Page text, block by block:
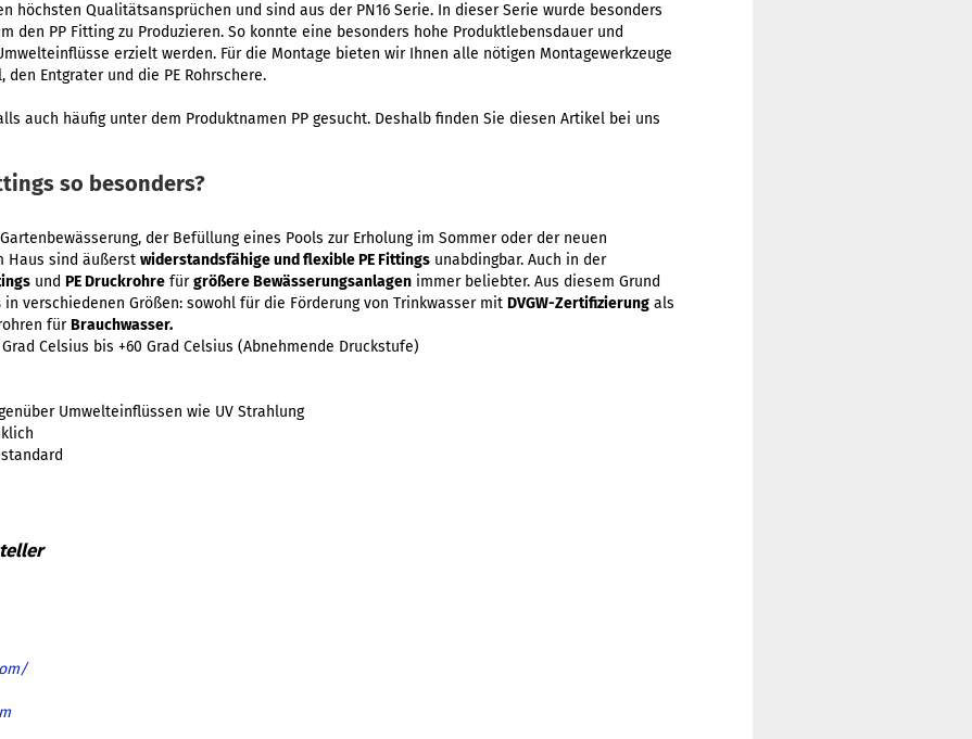
höchsten Qualitätsansprüchen und sind aus der PN16 Serie. In dieser Serie wurde besonders
den PP Fitting zu Produzieren. So konnte eine besonders hohe Produktlebensdauer und
erzielt werden. Für die Montage bieten wir Ihnen alle nötigen Montagewerkzeuge
Entgrater und die PE Rohrschere.
auch häufig unter dem Produktnamen PP gesucht. Deshalb finden Sie diesen Artikel bei uns
so besonders?
der Befüllung eines Pools zur Erholung im Sommer oder der neuen
Haus sind äußerst widerstandsfähige und flexible PE Fittings unabdingbar. Auch in der
und PE Druckrohre fürgrößere Bewässerungsanlagen immer beliebter. Aus diesem Grund
in verschiedenen Größen: sowohl für die Förderung von Trinkwasser mit DVGW-Zertifizierung als
fürBrauchwasser.
Celsius bis +60 Grad Celsius (Abnehmende Druckstufe)
Umwelteinflüssen wie UV Strahlung